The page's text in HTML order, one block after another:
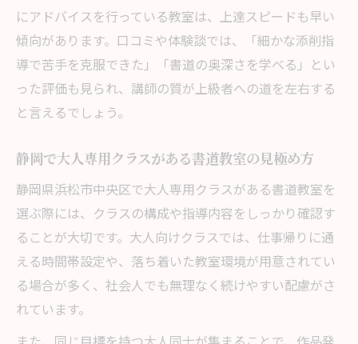
にアドバイスを行っている教室は、上達スピードも早い
傾向があります。口コミや体験談では、「細かな添削指
導で苦手を克服できた」「書道の奥深さを学べる」とい
った評価も見られ、講師の質が上級者への道を左右する
と言えるでしょう。
静岡で大人専用クラスがある書道教室の見極め方
静岡県浜松市中央区で大人専用クラスがある書道教室を
選ぶ際には、クラスの構成や指導内容をしっかり確認す
ることが大切です。大人向けクラスでは、仕事帰りに通
える時間帯設定や、落ち着いた教室環境が用意されてい
る場合が多く、社会人でも無理なく続けやすい配慮がさ
れています。